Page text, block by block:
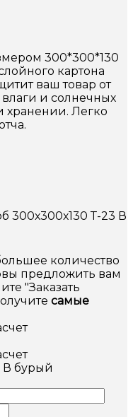
300*300*130
картона
ваш товар от
и солнечных
хранении. Легко
300х300х130 Т-23 В
количество
предложить вам
"Заказать
самые
В бурый